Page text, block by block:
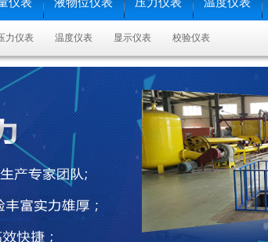
力仪表 温度仪表 显示仪表 校验仪表